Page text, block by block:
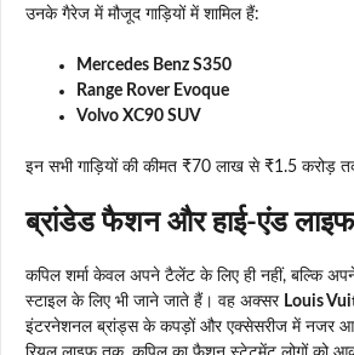
उनके गैरेज में मौजूद गाड़ियों में शामिल हैं:
Mercedes Benz S350
Range Rover Evoque
Volvo XC90 SUV
इन सभी गाड़ियों की कीमत ₹70 लाख से ₹1.5 करोड़
ब्रांडेड फैशन और हाई-एंड
कपिल शर्मा केवल अपने टैलेंट के लिए ही नहीं, बल्कि
स्टाइल के लिए भी जाने जाते हैं। वह अक्सर Louis
इंटरनेशनल ब्रांड्स के कपड़ों और एक्सेसरीज में नजर